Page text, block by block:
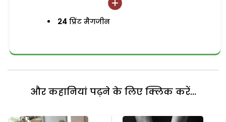
24 प्रिंट मैगजीन
और कहानियां पढ़ने के लिए क्लिक करें...